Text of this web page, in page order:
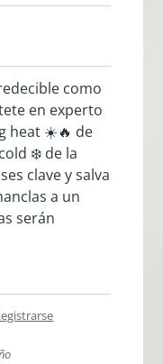
como
en experto
heat ☀️🔥 de
❄️ de la
clave y salva
a un
serán